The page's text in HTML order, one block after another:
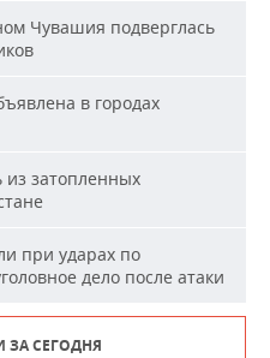
Чувашия подверглась
в городах
из затопленных
при ударах по
дело после атаки
ЗА СЕГОДНЯ